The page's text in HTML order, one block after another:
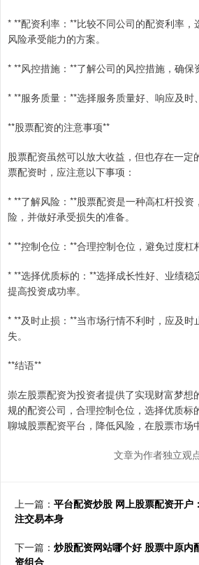
* **配资利率：**比较不同公司的配资利率
风险承受能力的方案。
* **风控措施：**了解公司的风控措施，确保
* **服务质量：**选择服务质量好、响应及时
**股票配资的注意事项**
股票配资虽然可以放大收益，但也存在一定
票配资时，应注意以下事项：
* **了解风险：**股票配资是一种高杠杆投
险，并做好承受损失的准备。
* **控制仓位：**合理控制仓位，避免过度杠
* **选择优质标的：**选择成长性好、业绩稳
提高投资成功率。
* **及时止损：**当市场行情不利时，应及时
失。
**结语**
崇左股票配资为投资者提供了实现财富梦想
规的配资公司，合理控制仓位，选择优质标
聊城股票配资平台，降低风险，在股票市场
文章为作者独立观
上一篇： 平台配资炒股 网上股票配资开户
注交易本身
下一篇： 炒股配资网站哪个好 股票中原内
资组合